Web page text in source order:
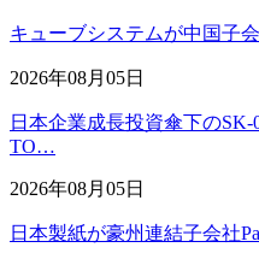
キューブシステムが中国子
2026年08月05日
日本企業成長投資傘下の
TO…
2026年08月05日
日本製紙が豪州連結子会社